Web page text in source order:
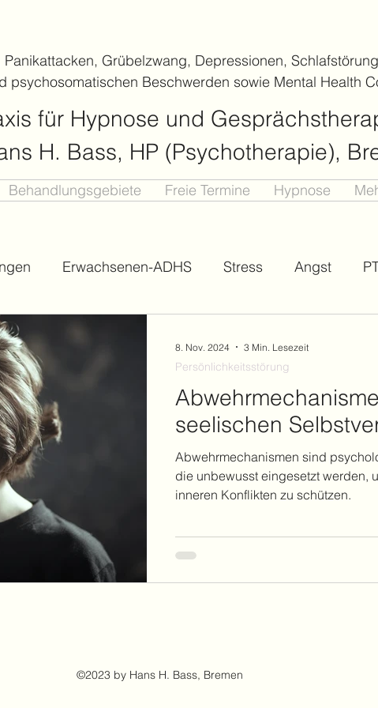
Grübelzwang, Depressionen,
psychosomatischen Beschwerden sowie Mental Health
für Hypnose und
H. Bass, HP (Psychotherapie),
Behandlungsgebiete Freie Termine Hypnose
Erwachsenen-ADHS Stress Angst
Yoga
seelischen
Abwehrmechanismen sind
die unbewusst eingesetzt werden,
inneren Konflikten zu schützen.
Persönlichkeitsstörung
8. Nov. 2024 3 Min. Lesezeit
©2023 by Hans H. Bass, Bremen